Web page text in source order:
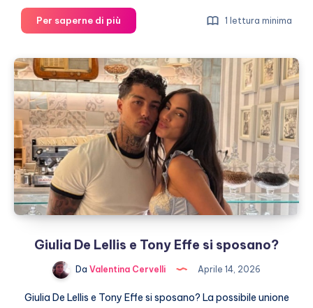
Per saperne di più
D’Urso
Mediaset
1 lettura minima
Giulia De Lellis e Tony Effe si sposano?
Da Valentina Cervelli Aprile 14, 2026
Giulia De Lellis e Tony Effe si sposano? La possibile unione